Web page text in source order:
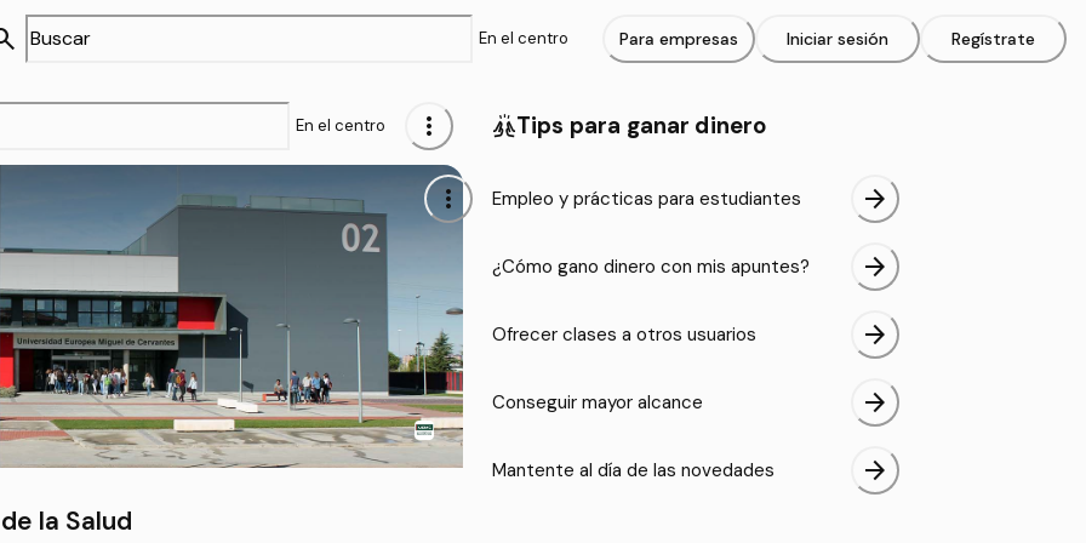
En el centro more_vert
more_vert
la Salud
cheerTips para ganar dinero
Empleo y prácticas para estudiantes arrow_forward
¿Cómo gano dinero con mis apuntes? arrow_forward
Ofrecer clases a otros usuarios arrow_forward
Conseguir mayor alcance arrow_forward
Mantente al día de las novedades arrow_forward
En el centro Para empresas Iniciar sesión Regístrate